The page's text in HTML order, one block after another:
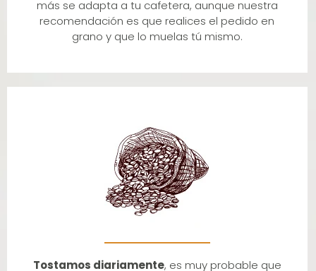
más se adapta a tu cafetera, aunque nuestra
recomendación es que realices el pedido en
grano y que lo muelas tú mismo.
Tostamos diariamente, es muy probable que